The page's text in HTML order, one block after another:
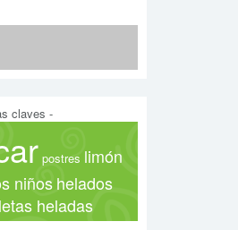
claves -
postres limón
niños helados
heladas